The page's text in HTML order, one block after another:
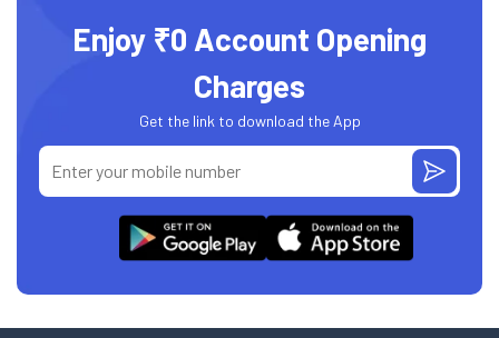
Enjoy ₹0 Account Opening
Charges
Get the link to download the App